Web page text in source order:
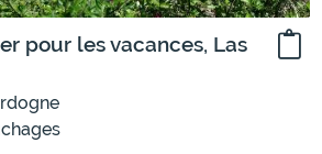
pour les vacances, Las